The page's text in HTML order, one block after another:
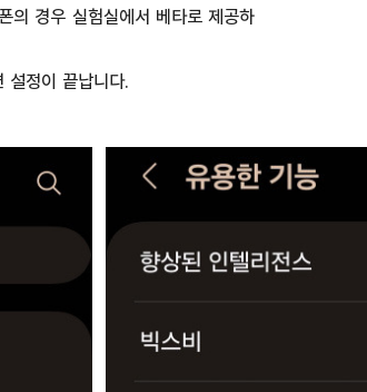
의 경우 실험실에서 베타로 제공하
설정이 끝납니다.